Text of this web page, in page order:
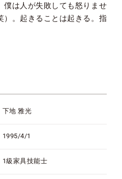
僕は人が失敗しても怒りませ
）。起きることは起きる。指
下地 雅光
1995/4/1
1級家具技能士